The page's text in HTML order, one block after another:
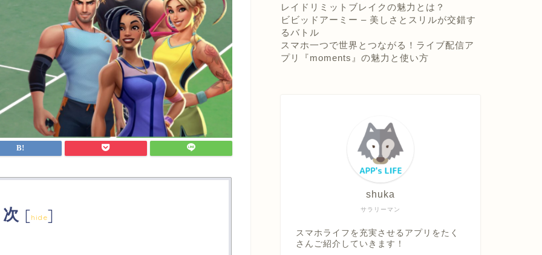
[hide]
レイドリミットブレイクの魅力とは？
ビビッドアーミー – 美しさとスリルが交錯す
るバトル
スマホ一つで世界とつながる！ライブ配信ア
プリ『moments』の魅力と使い方
サラリーマン
shuka
スマホライフを充実させるアプリをたく
さんご紹介していきます！